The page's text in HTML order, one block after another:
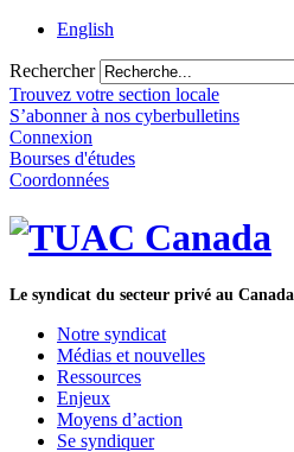
English
Rechercher
Trouvez votre section locale
S’abonner à nos cyberbulletins
Connexion
Bourses d'études
Coordonnées
Le syndicat du secteur privé au Canada
Notre syndicat
Médias et nouvelles
Ressources
Enjeux
Moyens d’action
Se syndiquer